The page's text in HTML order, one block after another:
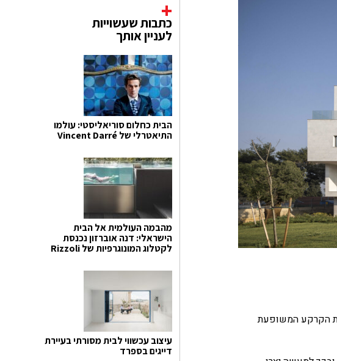
הקרקע המשופעת
כתבות שעשוייות
לעניין אותך
הבית כחלום סוריאליסטי: עולמו
התיאטרלי של Vincent Darré
מהבמה העולמית אל הבית
הישראלי: דנה אוברזון נכנסת
לקטלוג המונוגרפיות של Rizzoli
עיצוב עכשווי לבית מסורתי בעיירת
דייגים בספרד